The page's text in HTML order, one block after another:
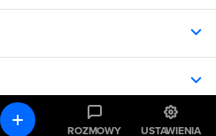
ROZMOWY USTAWIENIA